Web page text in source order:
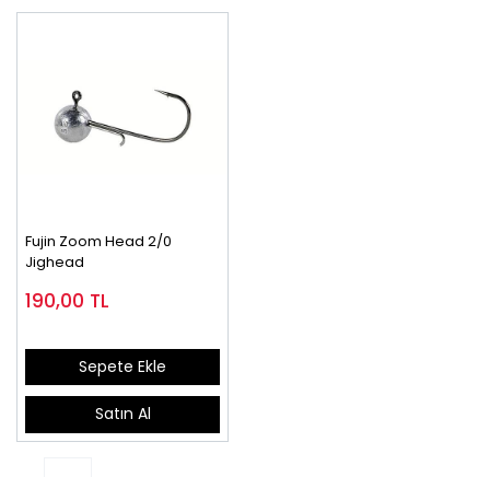
Fujin Zoom Head 2/0
Jighead
190,00 TL
Sepete Ekle
Satın Al